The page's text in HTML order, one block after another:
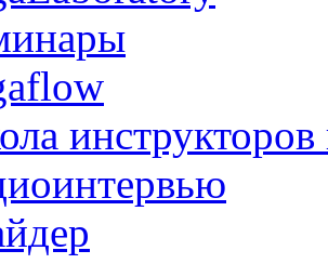
инструкторов